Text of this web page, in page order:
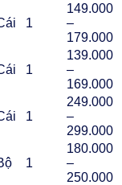
1
149.000
–
179.000
1
139.000
–
169.000
1
249.000
–
299.000
1
180.000
–
250.000